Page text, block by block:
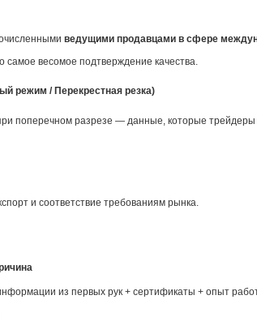
ведущими продавцами в сфере
весомое подтверждение качества.
режим / Перекрестная резка)
поперечном разрезе — данные, которые трейдеры
и соответствие требованиям рынка.
из первых рук + сертификаты + опыт